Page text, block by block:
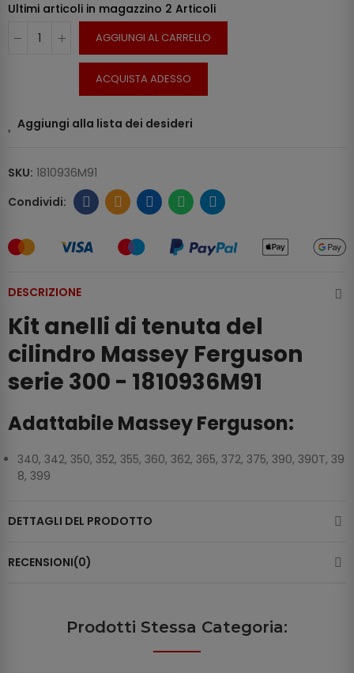
Ultimi articoli in magazzino 2 Articoli
AGGIUNGI AL CARRELLO
ACQUISTA ADESSO
Aggiungi alla lista dei desideri
SKU: 1810936M91
DESCRIZIONE
Kit anelli di tenuta del
cilindro Massey Ferguson
serie 300 - 1810936M91
Adattabile Massey Ferguson:
340, 342, 350, 352, 355, 360, 362, 365, 372, 375, 390, 390T, 39
8, 399
DETTAGLI DEL PRODOTTO
RECENSIONI(0)
Prodotti Stessa Categoria: